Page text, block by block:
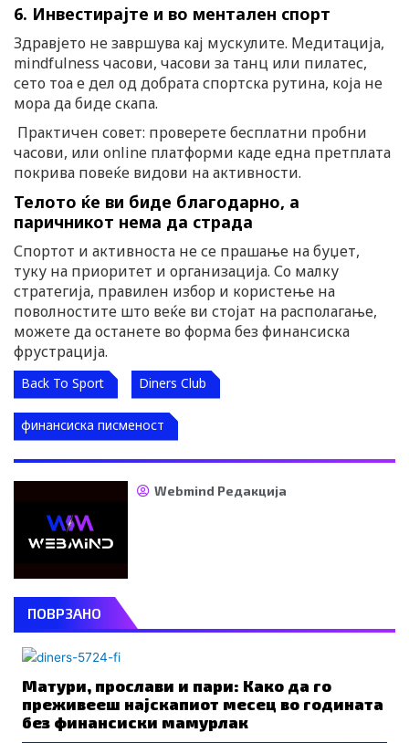
6. Инвестирајте и во ментален спорт
Здравјето не завршува кај мускулите. Медитација,
mindfulness часови, часови за танц или пилатес,
сето тоа е дел од добрата спортска рутина, која не
мора да биде скапа.
Практичен совет: проверете бесплатни пробни
часови, или online платформи каде една претплата
покрива повеќе видови на активности.
Телото ќе ви биде благодарно, а
паричникот нема да страда
Спортот и активноста не се прашање на буџет,
туку на приоритет и организација. Со малку
стратегија, правилен избор и користење на
поволностите што веќе ви стојат на располагање,
можете да останете во форма без финансиска
фрустрација.
Back To Sport Diners Club
финансиска писменост
Webmind Редакција
ПОВРЗАНО
Матури, прослави и пари: Како да го
преживееш најскапиот месец во годината
без финансиски мамурлак